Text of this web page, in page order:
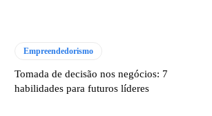
Empreendedorismo
Tomada de decisão nos negócios: 7
habilidades para futuros líderes